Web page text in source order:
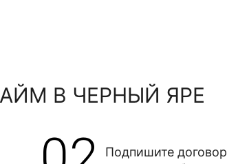
В ЧЕРНЫЙ ЯРЕ
Подпишите договор